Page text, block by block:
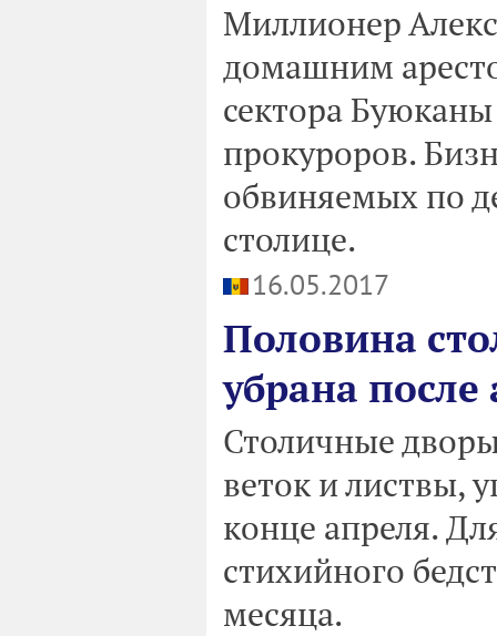
Миллионер
домашним
сектора
прокуроров.
обвиняемых по
столице.
16.05.2017
Половина
убрана после
Столичные
веток и листвы,
конце апреля.
стихийного
месяца.